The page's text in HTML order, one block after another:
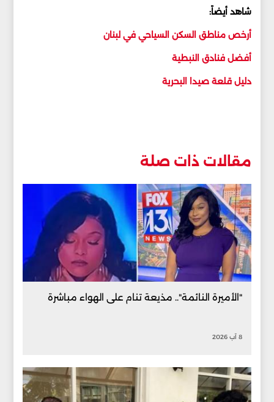
شاهد أيضاً:
أرخص مناطق السكن السياحي في لبنان
أفضل فنادق النبطية
دليل قلعة صيدا البحرية
مقالات ذات صلة
"الأميرة النائمة".. مذيعة تنام على الهواء مباشرة
8 آب 2026